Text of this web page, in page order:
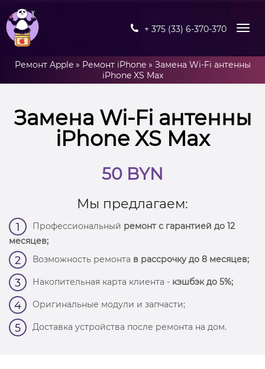
+ 375 (33) 6-370-370
Ремонт Apple» Ремонт iPhone» Замена Wi-Fi антенны
iPhone XS Max
Замена Wi-Fi антенны
iPhone XS Max
50 BYN
Мы предлагаем:
1 Профессиональный ремонт с гарантией до 12
месяцев;
2 Возможность ремонта в рассрочку до 8 месяцев;
3 Накопительная карта клиента - кэшбэк до 5%;
4 Оригинальные модули и запчасти;
5 Доставка устройства после ремонта на дом.